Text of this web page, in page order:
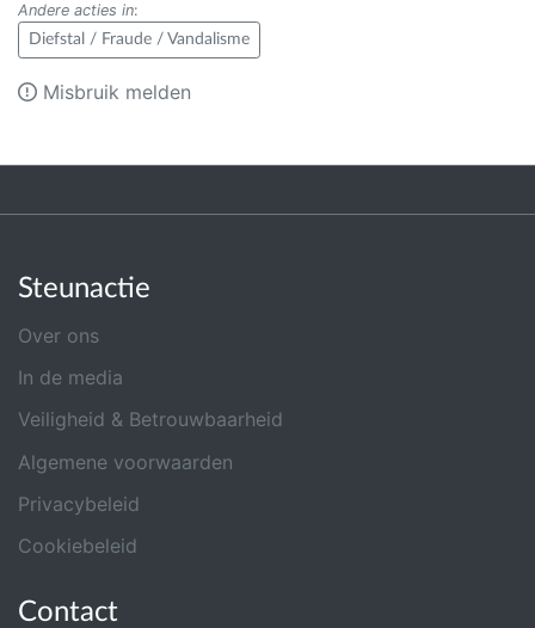
Andere acties in:
Diefstal / Fraude / Vandalisme
Misbruik melden
Steunactie
Over ons
In de media
Veiligheid & Betrouwbaarheid
Algemene voorwaarden
Privacybeleid
Cookiebeleid
Contact